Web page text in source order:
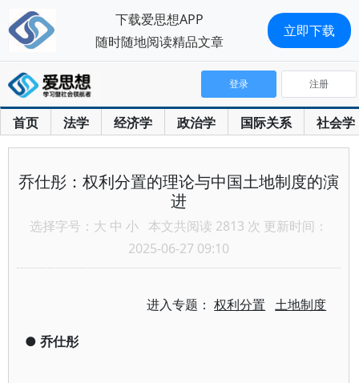
首页 法学 经济学 政治学 国际关系 社会学
登录 注册
乔仕彤：权利分置的理论与中国土地制度的演
进
选择字号： 大 中 小 本文共阅读 2813 次 更新时间：
2025-06-27 09:10
进入专题：权利分置 土地制度
● 乔仕彤
下载爱思想APP
随时随地阅读精品文章
立即下载